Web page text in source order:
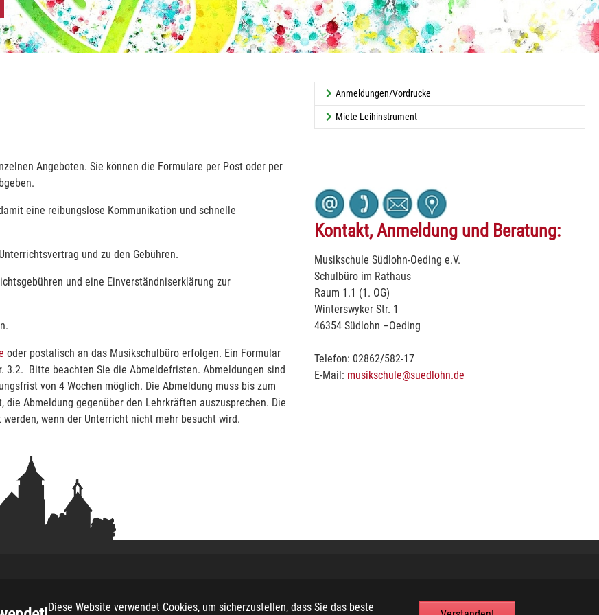
Diese Website verwendet Cookies, um sicherzustellen, dass Sie das beste
Angeboten. Sie können die Formulare per Post oder per
eine reibungslose Kommunikation und schnelle
und zu den Gebühren.
und eine Einverständniserklärung zur
oder postalisch an das Musikschulbüro erfolgen. Ein Formular
3.2. Bitte beachten Sie die Abmeldefristen. Abmeldungen sind
von 4 Wochen möglich. Die Abmeldung muss bis zum
Abmeldung gegenüber den Lehrkräften auszusprechen. Die
wenn der Unterricht nicht mehr besucht wird.
Anmeldungen/Vordrucke
Miete Leihinstrument
Kontakt, Anmeldung und Beratung:
Musikschule Südlohn-Oeding e.V.
Schulbüro im Rathaus
Raum 1.1 (1. OG)
Winterswyker Str. 1
46354 Südlohn –Oeding
Telefon: 02862/582-17
E-Mail: musikschule@suedlohn.de
Copyright 2026 - Musikschule Suedlohn-Oeding